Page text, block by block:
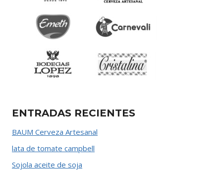
ENTRADAS RECIENTES
BAUM Cerveza Artesanal
lata de tomate campbell
Sojola aceite de soja